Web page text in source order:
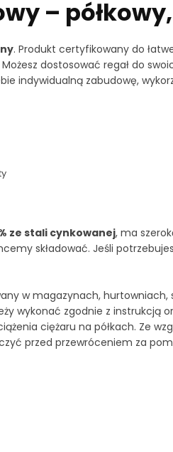
–
. Produkt certyfikowany do
dostosować regał do
indywidualną zabudowę,
ze stali cynkowanej, ma
składować. Jeśli
w magazynach,
wykonać zgodnie z instrukcją
ciężaru na półkach. Ze
przed przewróceniem za